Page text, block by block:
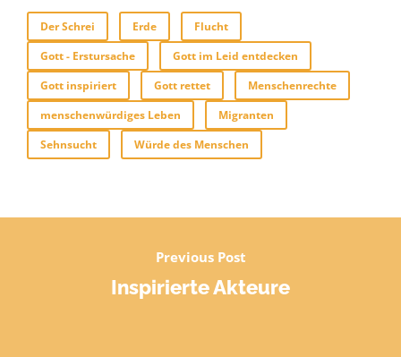
Der Schrei Erde
Flucht
Gott - Erstursache
Gott im Leid entdecken
Gott inspiriert
Gott rettet
Menschenrechte
menschenwürdiges Leben
Migranten
Sehnsucht
Würde des Menschen
Previous Post
Inspirierte Akteure